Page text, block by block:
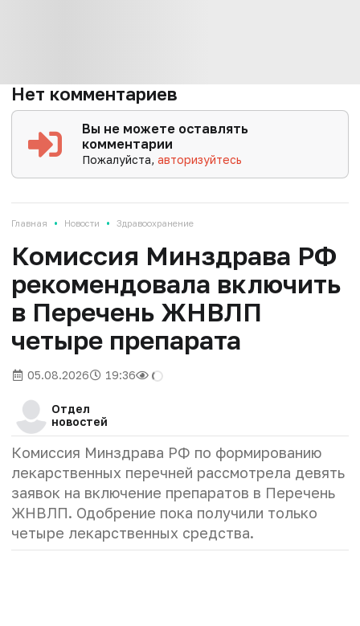
Нет комментариев
Вы не можете оставлять
комментарии
Пожалуйста,авторизуйтесь
Главная • Новости • Здравоохранение
Комиссия Минздрава РФ
рекомендовала включить
в Перечень ЖНВЛП
четыре препарата
05.08.2026 19:36
Отдел
новостей
Комиссия Минздрава РФ по формированию
лекарственных перечней рассмотрела девять
заявок на включение препаратов в Перечень
ЖНВЛП. Одобрение пока получили только
четыре лекарственных средства.